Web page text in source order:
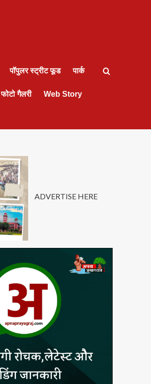
पॉपुलर स्ट्रीट फूड पार्क
फोटो गैलरी Web Story
ADVERTISE HERE